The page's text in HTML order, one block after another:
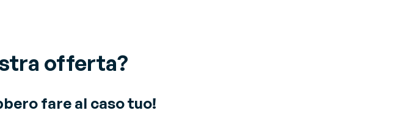
offerta?
fare al caso tuo!